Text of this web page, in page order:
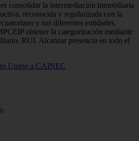
consolidar la intermediación inmobiliaria
reconocida y regularizada con la
y sus diferentes entidades,
obtener la categorización mediante
RUI. Alcanzar presencia en todo el
Unirse a CAINEC